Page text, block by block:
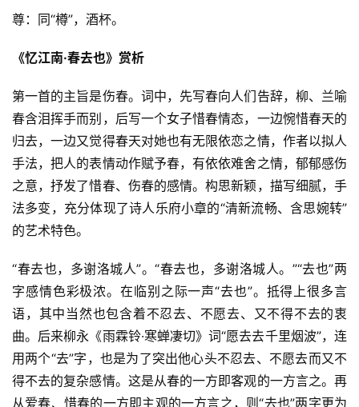
尊：同“樽”，酒杯。
《忆江南·春去也》赏析
第一首的主旨是伤春。词中，先写春向人们告辞，柳、兰喻
春含泪挥手而别，后写一个女子惜春情态，一边惋惜春天的
归去，一边又觉得春天对她也有无限依恋之情，作者以拟人
手法，把人的表情动作赋予春，有依依难舍之情，郁郁感伤
之意，抒发了惜春、伤春的感情。构思新颖，描写细腻，手
法多变，充分体现了诗人乐府小章的“清新流畅、含思婉转”
的艺术特色。
“春去也，多谢洛城人”。“春去也，多谢洛城人。”“去也”两
字感情色彩极浓。在临别之际一声“去也”。抵得上很多言
语，其中当然也包含着不忍去、不愿去、又不得不去的衷
曲。后来柳永《雨霖铃·寒蝉凄切》词“愿去去千里烟波”，连
用两个“去”字，也是为了突出他心头不忍去、不愿去而又不
得不去的复杂感情。这是从春的一方即客观的一方言之。再
从爱春、惜春的一方即主观的一方言之，则“去也”两字更为